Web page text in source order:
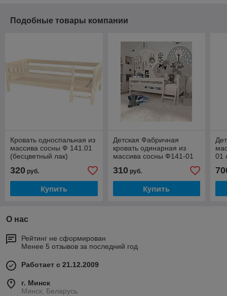
Подобные товары компании
Кровать односпальная из
массива сосны Ф 141.01
(бесцветный лак)
320 руб.
Купить
Детская Фабричная
кровать одинарная из
массива сосны Ф141-01
310руб.
Купить
01
О нас
Рейтинг не сформирован
Менее 5 отзывов за последний год
Работает с 21.12.2009
г. Минск
Минск, Беларусь